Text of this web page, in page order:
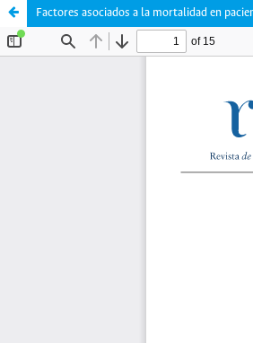
Factores asociados a la mortalidad en